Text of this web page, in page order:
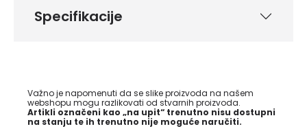
Specifikacije
Važno je napomenuti da se slike proizvoda na našem
webshopu mogu razlikovati od stvarnih proizvoda.
Artikli označeni kao „na upit“ trenutno nisu dostupni
na stanju te ih trenutno nije moguće naručiti.